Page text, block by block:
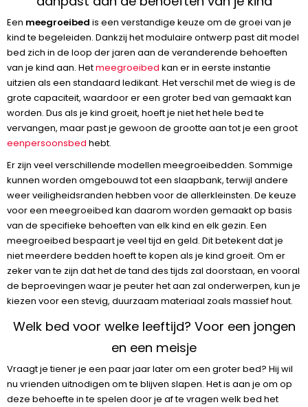
Een meegroeibed is een verstandige keuze om de groei van je
kind te begeleiden. Dankzij het modulaire ontwerp past dit model
bed zich in de loop der jaren aan de veranderende behoeften
van je kind aan. Hetmeegroeibed kan er in eerste instantie
uitzien als een standaard ledikant. Het verschil met de wieg is de
grote capaciteit, waardoor er een groter bed van gemaakt kan
worden. Dus als je kind groeit, hoeft je niet het hele bed te
vervangen, maar past je gewoon de grootte aan tot je een groot
eenpersoonsbed hebt.
Er zijn veel verschillende modellen meegroeibedden. Sommige
kunnen worden omgebouwd tot een slaapbank, terwijl andere
weer veiligheidsranden hebben voor de allerkleinsten. De keuze
voor een meegroeibed kan daarom worden gemaakt op basis
van de specifieke behoeften van elk kind en elk gezin. Een
meegroeibed bespaart je veel tijd en geld. Dit betekent dat je
niet meerdere bedden hoeft te kopen als je kind groeit. Om er
zeker van te zijn dat het de tand des tijds zal doorstaan, en vooral
de beproevingen waar je peuter het aan zal onderwerpen, kun je
kiezen voor een stevig, duurzaam materiaal zoals massief hout.
Welk bed voor welke leeftijd? Voor een jongen
en een meisje
Vraagt je tiener je een paar jaar later om een groter bed? Hij wil
nu vrienden uitnodigen om te blijven slapen. Het is aan je om op
deze behoefte in te spelen door je af te vragen welk bed het